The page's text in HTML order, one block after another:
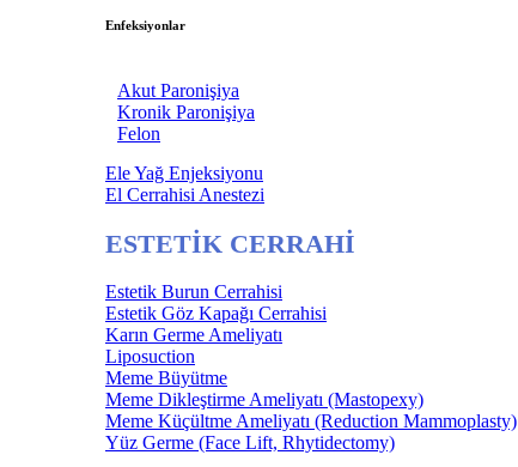
Enfeksiyonlar
Akut Paronişiya
Kronik Paronişiya
Felon
Ele Yağ Enjeksiyonu
El Cerrahisi Anestezi
ESTETİK CERRAHİ
Estetik Burun Cerrahisi
Estetik Göz Kapağı Cerrahisi
Karın Germe Ameliyatı
Liposuction
Meme Büyütme
Meme Dikleştirme Ameliyatı (Mastopexy)
Meme Küçültme Ameliyatı (Reduction Mammoplasty)
Yüz Germe (Face Lift, Rhytidectomy)